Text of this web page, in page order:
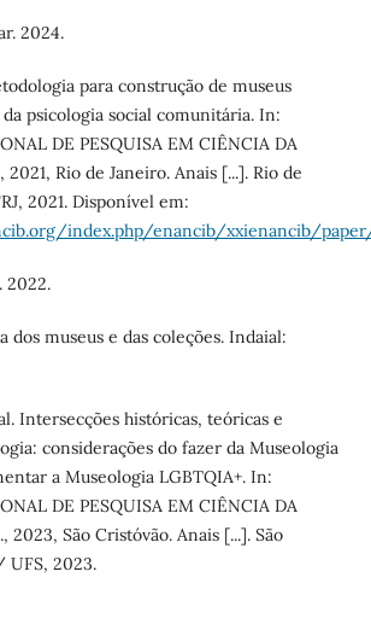
2024.
para construção de museus
psicologia social comunitária. In:
DE PESQUISA EM CIÊNCIA DA
2021, Rio de Janeiro. Anais [...]. Rio de
2021. Disponível em:
index.php/enancib/xxienancib/
2022.
dos museus e das coleções. Indaial:
Intersecções históricas, teóricas e
considerações do fazer da Museologia
a Museologia LGBTQIA+. In:
DE PESQUISA EM CIÊNCIA DA
2023, São Cristóvão. Anais [...]. São
UFS, 2023.